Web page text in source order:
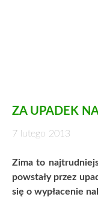
ZA UPADEK
7 lutego 2013
Zima to
powstały przez
się o wypłacenie